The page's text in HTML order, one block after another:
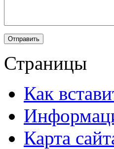
Страницы
Как
Карта